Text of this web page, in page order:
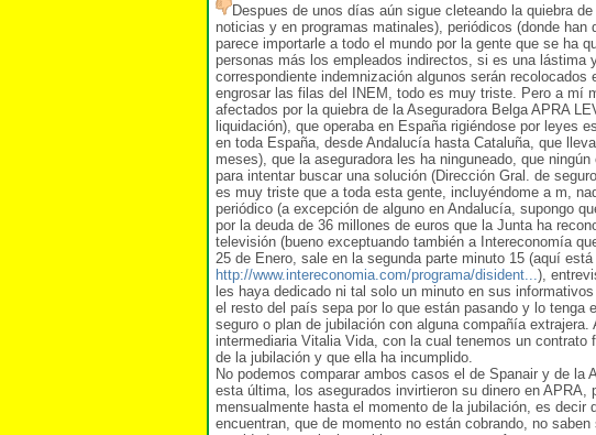
Despues de unos días aún sigue cleteando la quiebra
noticias y en programas matinales), periódicos (donde
parece importarle a todo el mundo por la gente que se ha
personas más los empleados indirectos, si es una lástima
correspondiente indemnización algunos serán
engrosar las filas del INEM, todo es muy triste. Pero a mí
afectados por la quiebra de la Aseguradora Belga APRA
liquidación), que operaba en España rigiéndose por leyes
en toda España, desde Andalucía hasta Cataluña, que
meses), que la aseguradora les ha ninguneado, que
para intentar buscar una solución (Dirección Gral. de
es muy triste que a toda esta gente, incluyéndome a m,
periódico (a excepción de alguno en Andalucía, supongo
por la deuda de 36 millones de euros que la Junta ha
televisión (bueno exceptuando también a Intereconomía
25 de Enero, sale en la segunda parte minuto 15 (aquí
http://www.intereconomia.com/programa/disident... ),
les haya dedicado ni tal solo un minuto en sus
el resto del país sepa por lo que están pasando y lo tenga
seguro o plan de jubilación con alguna compañía
intermediaria Vitalia Vida, con la cual tenemos un
de la jubilación y que ella ha incumplido.
No podemos comparar ambos casos el de Spanair y de la
esta última, los asegurados invirtieron su dinero en APRA,
mensualmente hasta el momento de la jubilación, es decir
encuentran, que de momento no están cobrando, no